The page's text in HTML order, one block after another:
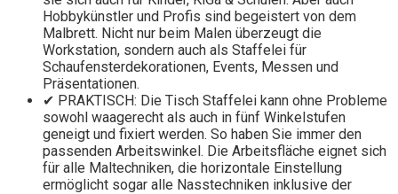
Hobbykünstler und Profis sind begeistert von dem
Malbrett. Nicht nur beim Malen überzeugt die
Workstation, sondern auch als Staffelei für
Schaufensterdekorationen, Events, Messen und
Präsentationen.
✔ PRAKTISCH: Die Tisch Staffelei kann ohne Probleme
sowohl waagerecht als auch in fünf Winkelstufen
geneigt und fixiert werden. So haben Sie immer den
passenden Arbeitswinkel. Die Arbeitsfläche eignet sich
für alle Maltechniken, die horizontale Einstellung
ermöglicht sogar alle Nasstechniken inklusive der